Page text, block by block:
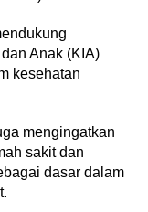
Anak (KIA)
kesehatan
mengingatkan
sakit dan
dasar dalam